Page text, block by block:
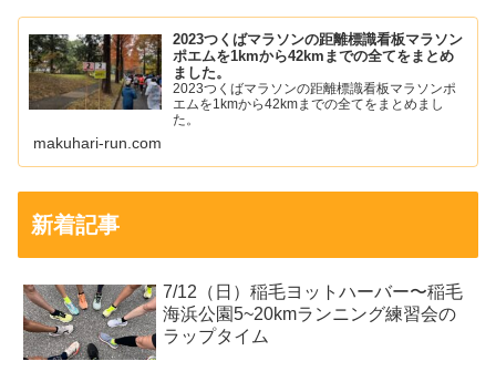
2023つくばマラソンの距離標識看板マラソン
ポエムを1kmから42kmまでの全てをまとめ
ました。
2023つくばマラソンの距離標識看板マラソンポ
エムを1kmから42kmまでの全てをまとめまし
た。
makuhari-run.com
新着記事
7/12（日）稲毛ヨットハーバー〜稲毛
海浜公園5~20kmランニング練習会の
ラップタイム